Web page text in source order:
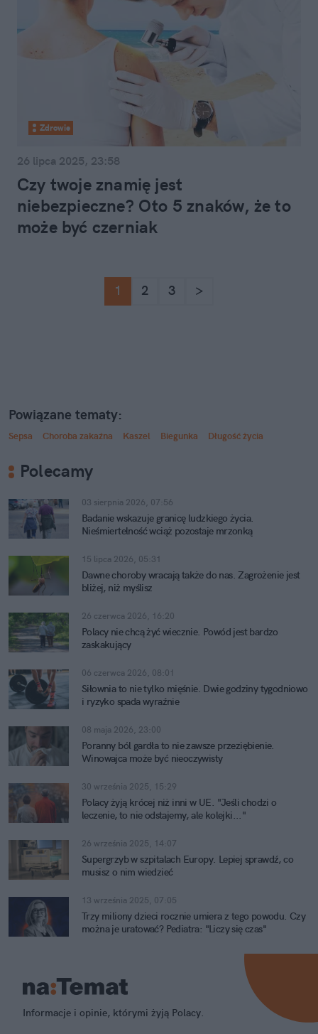
Zdrowie
26 lipca 2025, 23:58
Czy twoje znamię jest
niebezpieczne? Oto 5 znaków, że to
może być czerniak
1 2 3 >
Powiązane tematy:
Sepsa Choroba zakaźna Kaszel Biegunka Długość życia
Polecamy
03 sierpnia 2026, 07:56
Badanie wskazuje granicę ludzkiego życia.
Nieśmiertelność wciąż pozostaje mrzonką
15 lipca 2026, 05:31
Dawne choroby wracają także do nas. Zagrożenie jest
bliżej, niż myślisz
26 czerwca 2026, 16:20
Polacy nie chcą żyć wiecznie. Powód jest bardzo
zaskakujący
06 czerwca 2026, 08:01
Siłownia to nie tylko mięśnie. Dwie godziny tygodniowo
i ryzyko spada wyraźnie
08 maja 2026, 23:00
Poranny ból gardła to nie zawsze przeziębienie.
Winowajca może być nieoczywisty
30 września 2025, 15:29
Polacy żyją krócej niż inni w UE. "Jeśli chodzi o
leczenie, to nie odstajemy, ale kolejki..."
26 września 2025, 14:07
Supergrzyb w szpitalach Europy. Lepiej sprawdź, co
musisz o nim wiedzieć
13 września 2025, 07:05
Trzy miliony dzieci rocznie umiera z tego powodu. Czy
można je uratować? Pediatra: "Liczy się czas"
Informacje i opinie, którymi żyją Polacy.